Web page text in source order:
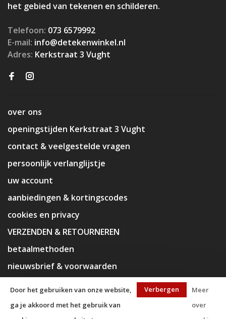
het gebied van tekenen en schilderen.
Telefoon: 073 6579992
E-mail: info@detekenwinkel.nl
Adres: Kerkstraat 3 Vught
over ons
openingstijden Kerkstraat 3 Vught
contact & veelgestelde vragen
persoonlijk verlanglijstje
uw account
aanbiedingen & kortingscodes
cookies en privacy
VERZENDEN & RETOURNEREN
betaalmethoden
nieuwsbrief & voorwaarden
Door het gebruiken van onze website,
ga je akkoord met het gebruik van
Verbergen
Meer
over